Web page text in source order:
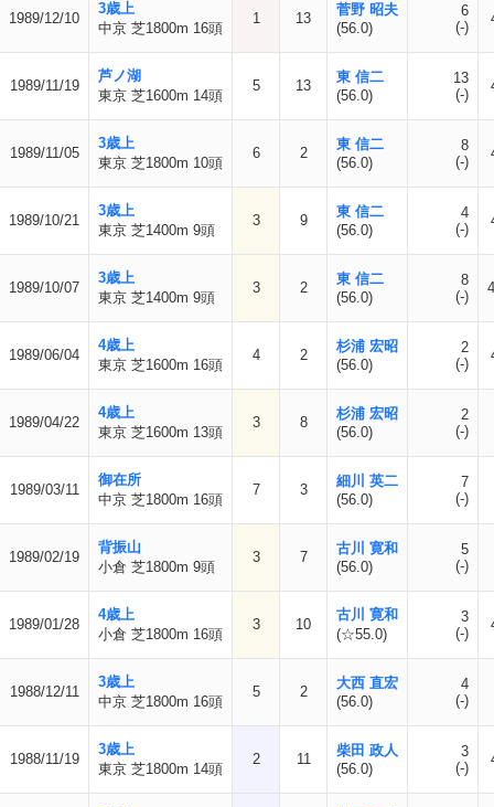
1989/12/10
3歳上
中京 芝1800m 16頭
1 13
菅野 昭夫
(56.0)
6
(-)
1989/11/19
芦ノ湖
東京 芝1600m 14頭
5 13
東 信二
(56.0)
13
(-)
1989/11/05
3歳上
東京 芝1800m 10頭
6 2
東 信二
(56.0)
8
(-)
1989/10/21
3歳上
東京 芝1400m 9頭
3 9
東 信二
(56.0)
4
(-)
1989/10/07
3歳上
東京 芝1400m 9頭
3 2
東 信二
(56.0)
8
(-)
1989/06/04
4歳上
東京 芝1600m 16頭
4 2
杉浦 宏昭
(56.0)
2
(-)
1989/04/22
4歳上
東京 芝1600m 13頭
3 8
杉浦 宏昭
(56.0)
2
(-)
1989/03/11
御在所
中京 芝1800m 16頭
7 3
細川 英二
(56.0)
7
(-)
1989/02/19
背振山
小倉 芝1800m 9頭
3 7
古川 寛和
(56.0)
5
(-)
1989/01/28
4歳上
小倉 芝1800m 16頭
3 10
古川 寛和
(☆55.0)
3
(-)
1988/12/11
3歳上
中京 芝1800m 16頭
5 2
大西 直宏
(56.0)
4
(-)
1988/11/19
3歳上
東京 芝1800m 14頭
2 11
柴田 政人
(56.0)
3
(-)